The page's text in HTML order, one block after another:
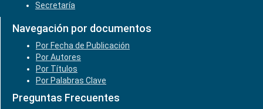
Secretaría
Navegación por documentos
Por Fecha de Publicación
Por Autores
Por Títulos
Por Palabras Clave
Preguntas Frecuentes